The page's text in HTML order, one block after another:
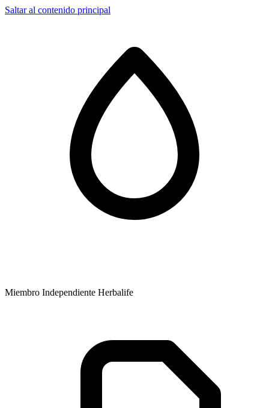
Saltar al contenido principal
Miembro Independiente Herbalife